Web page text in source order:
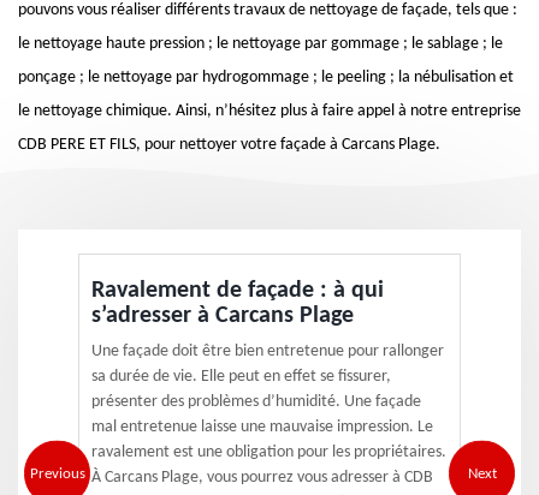
pouvons vous réaliser différents travaux de nettoyage de façade, tels que :
le nettoyage haute pression ; le nettoyage par gommage ; le sablage ; le
ponçage ; le nettoyage par hydrogommage ; le peeling ; la nébulisation et
le nettoyage chimique. Ainsi, n’hésitez plus à faire appel à notre entreprise
CDB PERE ET FILS, pour nettoyer votre façade à Carcans Plage.
Previous
Ravalement de façade : à qui
s’adresser à Carcans Plage
Une façade doit être bien entretenue pour rallonger
sa durée de vie. Elle peut en effet se fissurer,
présenter des problèmes d’humidité. Une façade
mal entretenue laisse une mauvaise impression. Le
ravalement est une obligation pour les propriétaires.
À Carcans Plage, vous pourrez vous adresser à CDB
Next